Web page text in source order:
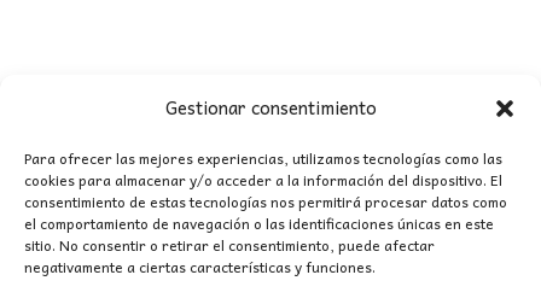
Gestionar consentimiento
Para ofrecer las mejores experiencias, utilizamos tecnologías como las
cookies para almacenar y/o acceder a la información del dispositivo. El
consentimiento de estas tecnologías nos permitirá procesar datos como
el comportamiento de navegación o las identificaciones únicas en este
sitio. No consentir o retirar el consentimiento, puede afectar
negativamente a ciertas características y funciones.
CONTACTO
MI CUENTA